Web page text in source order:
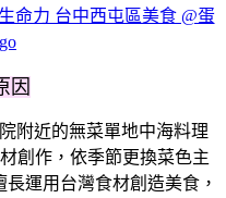
命力 台中西屯區美食 @蛋
因
附近的無菜單地中海料理
創作，依季節更換菜色主
長運用台灣食材創造美食，